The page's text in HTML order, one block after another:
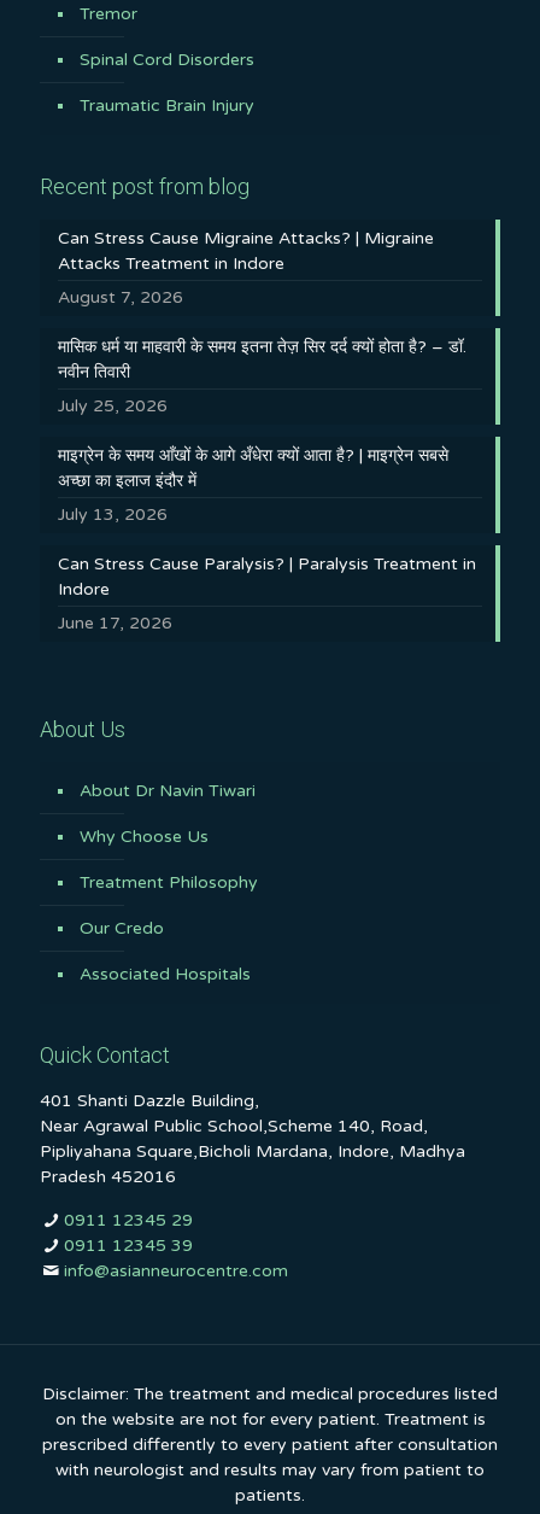
Tremor
Spinal Cord Disorders
Traumatic Brain Injury
Recent post from blog
Can Stress Cause Migraine Attacks? | Migraine
Attacks Treatment in Indore
August 7, 2026
मासिक धर्म या माहवारी के समय इतना तेज़ सिर दर्द क्यों होता है? – डॉ.
नवीन तिवारी
July 25, 2026
माइग्रेन के समय आँखों के आगे अँधेरा क्यों आता है? | माइग्रेन सबसे
अच्छा का इलाज इंदौर में
July 13, 2026
Can Stress Cause Paralysis? | Paralysis Treatment in
Indore
June 17, 2026
About Us
About Dr Navin Tiwari
Why Choose Us
Treatment Philosophy
Our Credo
Associated Hospitals
Quick Contact
401 Shanti Dazzle Building,
Near Agrawal Public School,Scheme 140, Road,
Pipliyahana Square,Bicholi Mardana, Indore, Madhya
Pradesh 452016
0911 12345 29
0911 12345 39
info@asianneurocentre.com
Disclaimer: The treatment and medical procedures listed
on the website are not for every patient. Treatment is
prescribed differently to every patient after consultation
with neurologist and results may vary from patient to
patients.